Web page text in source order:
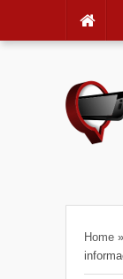
Home »